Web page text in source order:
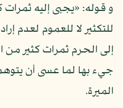
و قوله: «يجبى إليه
للتكثير لا للعموم لعدم
إلى الحرم ثمرات كثير من
جيء بها لما عسى أن
الميرة.